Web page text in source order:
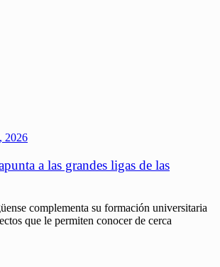
2026
a las grandes ligas de las
complementa su formación universitaria
que le permiten conocer de cerca